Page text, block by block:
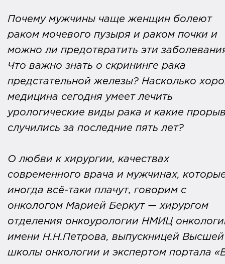
Почему мужчины чаще женщин болеют
раком мочевого пузыря и раком почки и
можно ли предотвратить эти
Что важно знать о скрининге рака
предстательной железы? Насколько
медицина сегодня умеет лечить
урологические виды рака и какие
случились за последние пять лет?
О любви к хирургии, качествах
современного врача и мужчинах,
иногда всё-таки плачут, говорим с
онкологом Марией Беркут — хирургом
отделения онкоурологии НМИЦ
имени Н.Н.Петрова, выпускницей Высшей
школы онкологии и экспертом портала